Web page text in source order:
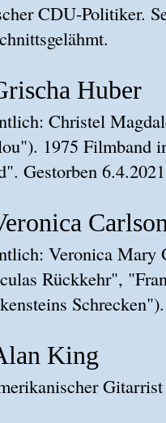
CDU-Politiker.
Huber
Christel
1975 Filmband
Gestorben
Veronica Mary
Rückkehr",
King